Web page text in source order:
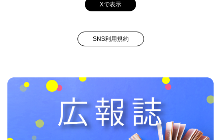
Xで表示
SNS利用規約